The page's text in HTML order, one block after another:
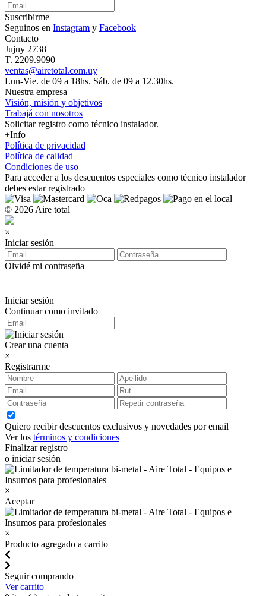
Suscribirme
Seguinos en Instagram y Facebook
Contacto
Jujuy 2738
T. 2209.9090
ventas@airetotal.com.uy
Lun-Vie. de 09 a 18hs. Sáb. de 09 a 12.30hs.
Nuestra empresa
Visión, misión y objetivos
Trabajá con nosotros
Solicitar registro como técnico instalador.
+Info
Política de privacidad
Política de calidad
Condiciones de uso
Para acceder a los descuentos especiales como técnico instalador
debes estar registrado
© 2026 Aire total
×
Iniciar sesión
Olvidé mi contraseña
Iniciar sesión
Continuar como invitado
Crear una cuenta
×
Registrarme
Quiero recibir descuentos exclusivos y novedades por email
Ver los términos y condiciones
Finalizar registro
o iniciar sesión
×
Aceptar
×
Producto agregado a carrito
Seguir comprando
Ver carrito